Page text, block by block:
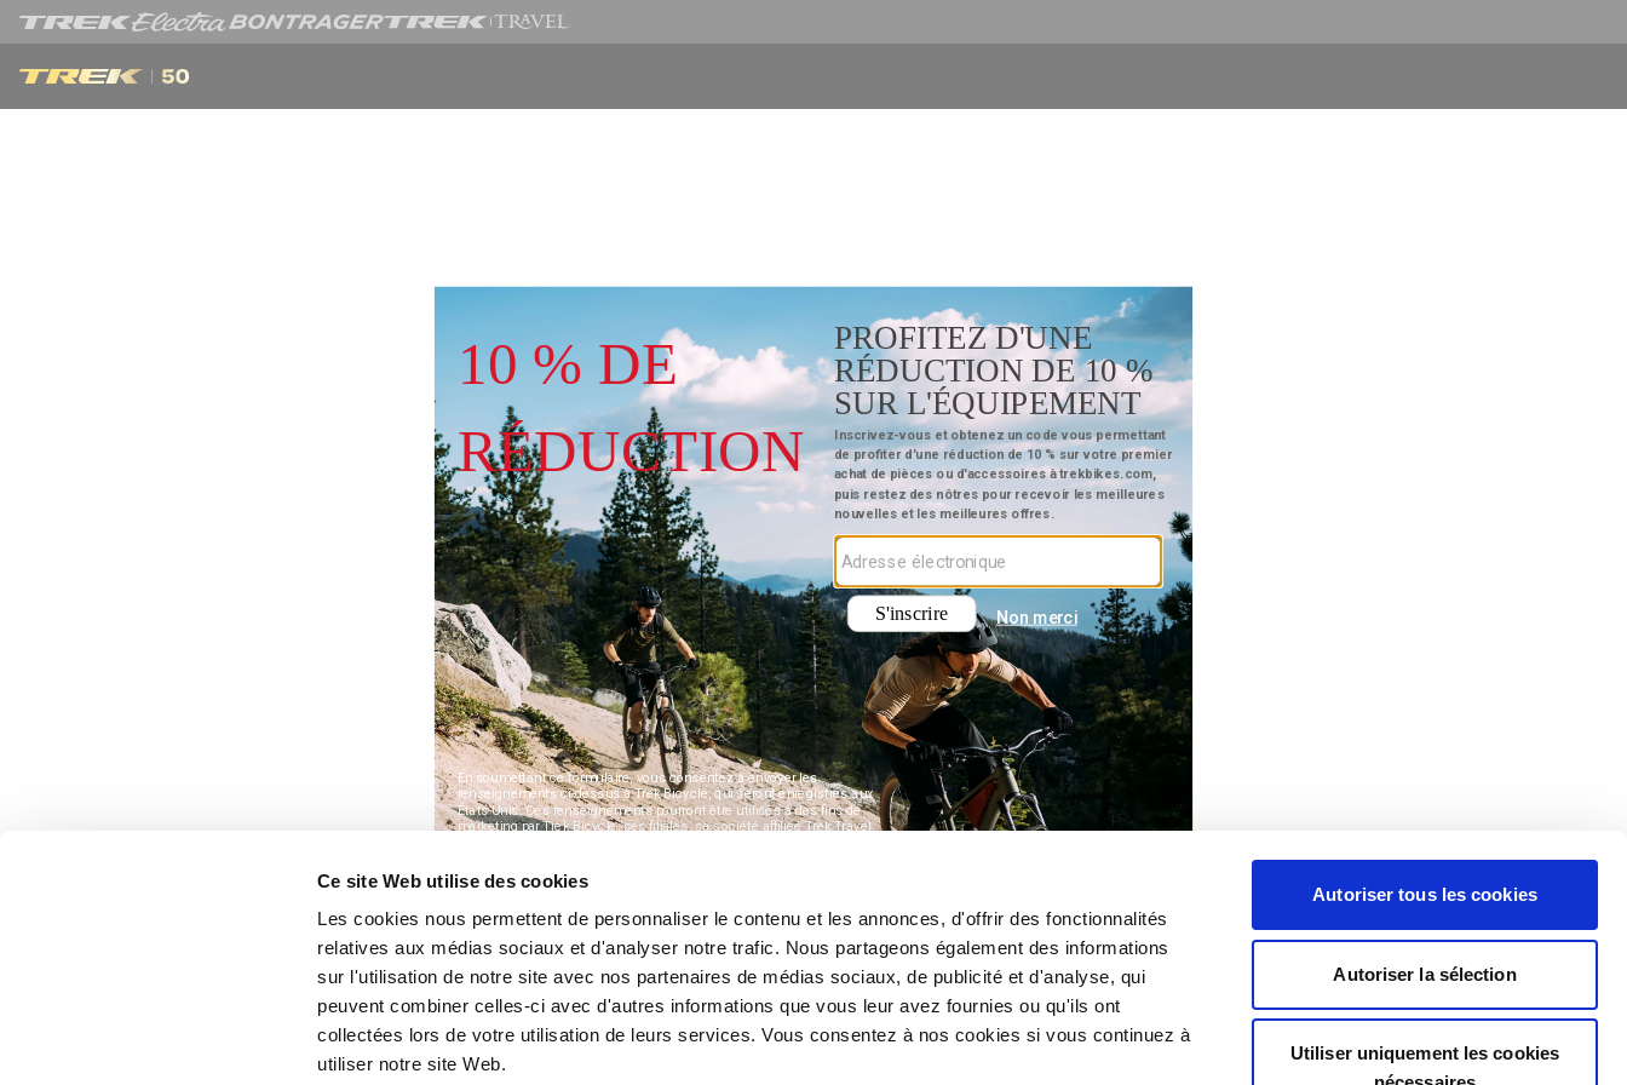
Ce site Web utilise des cookies
Les cookies nous permettent de personnaliser le contenu et les annonces, d'offrir des fonctionnalités
relatives aux médias sociaux et d'analyser notre trafic. Nous partageons également des informations
sur l'utilisation de notre site avec nos partenaires de médias sociaux, de publicité et d'analyse, qui
peuvent combiner celles-ci avec d'autres informations que vous leur avez fournies ou qu'ils ont
collectées lors de votre utilisation de leurs services. Vous consentez à nos cookies si vous continuez à
utiliser notre site Web.
Autoriser tous les cookies
Autoriser la sélection
Utiliser uniquement les cookies